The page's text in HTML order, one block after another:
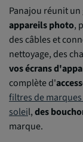
Panajou réunit
appareils photo,
des câbles et
nettoyage, des
vos écrans
complète d'
filtres de
soleil,des
marque.